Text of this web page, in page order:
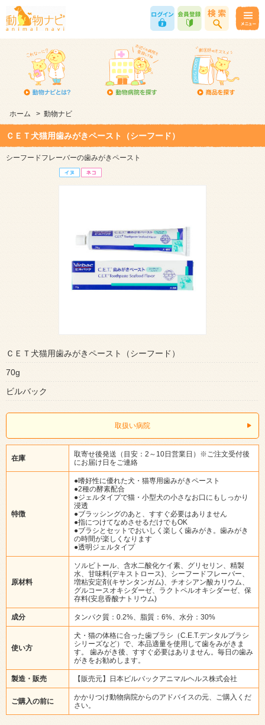
ホーム > 動物ナビ
ＣＥＴ犬猫用歯みがきペースト（シーフード）
シーフードフレーバーの歯みがきペースト
ＣＥＴ犬猫用歯みがきペースト（シーフード）
70g
ビルバック
取扱い病院
在庫
取寄せ後発送（目安：2～10日営業日）※ご注文受付後
にお届け日をご連絡
特徴
●嗜好性に優れた犬・猫専用歯みがきペースト
●2種の酵素配合
●ジェルタイプで猫・小型犬の小さなお口にもしっかり
浸透
●ブラッシングのあと、すすぐ必要はありません
●指につけてなめさせるだけでもOK
●ブラシとセットでおいしく楽しく歯みがき。歯みがき
の時間が楽しくなります
●透明ジェルタイプ
原材料
ソルビトール、含水二酸化ケイ素、グリセリン、精製
水、甘味料(デキストロース)、シーフードフレーバー、
増粘安定剤(キサンタンガム)、チオシアン酸カリウム、
グルコースオキシダーゼ、ラクトペルオキシダーゼ、保
存料(安息香酸ナトリウム)
成分 タンパク質：0.2%、脂質：6%、水分：30%
使い方
犬・猫の体格に合った歯ブラシ（C.E.T.デンタルブラシ
シリーズなど）で、本品適量を使用して歯をみがきま
す。 歯みがき後、すすぐ必要はありません。毎日の歯み
がきをお勧めします。
製造・販売 【販売元】日本ビルバックアニマルヘルス株式会社
ご購入の前に
かかりつけ動物病院からのアドバイスの元、ご購入くだ
さい。